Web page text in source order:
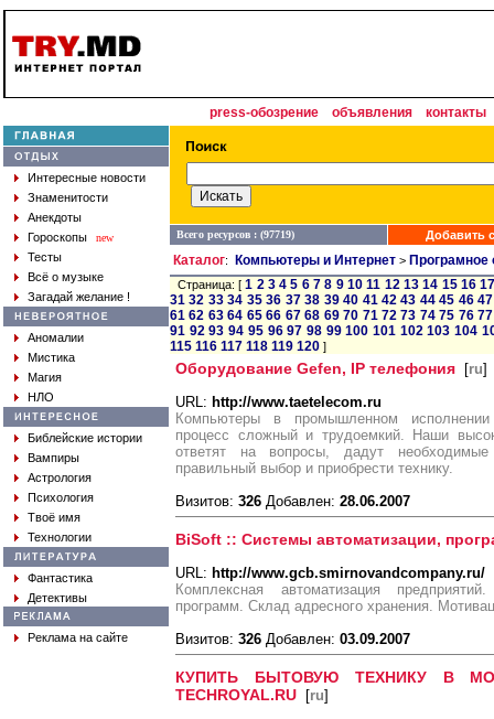
press-обозрение объявления контакты
Интересные новости
Знаменитости
Анекдоты
Гороскопы
new
Тесты
Всё о музыке
Загадай желание !
Аномалии
Мистика
Магия
НЛО
Библейские истории
Вампиры
Астрология
Психология
Твоё имя
Технологии
Фантастика
Детективы
Реклама на сайте
Всего ресурсов : (97719) Добавить
Каталог: Компьютеры и Интернет > Програмное
Страница: [1 2 3 4 5 6 7 8 9 10 11 12 13 14 15 16
31 32 33 34 35 36 37 38 39 40 41 42 43 44 45 46 47
61 62 63 64 65 66 67 68 69 70 71 72 73 74 75 76 77
91 92 93 94 95 96 97 98 99 100 101 102 103 104
115 116 117 118 119 120 ]
Оборудование Gefen, IP телефония [ru]
URL: http://www.taetelecom.ru
Компьютеры в промышленном
процесс сложный и трудоемкий. Наши
ответят на вопросы, дадут
правильный выбор и приобрести технику.
Визитов: 326 Добавлен: 28.06.2007
BiSoft :: Системы автоматизации,
URL: http://www.gcb.smirnovandcompany.ru/
Комплексная автоматизация
программ. Склад адресного хранения.
Визитов: 326 Добавлен: 03.09.2007
КУПИТЬ БЫТОВУЮ ТЕХНИКУ В
TECHROYAL.RU [ru]